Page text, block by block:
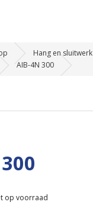
Hang en sluitwerk
AIB-4N 300
op voorraad